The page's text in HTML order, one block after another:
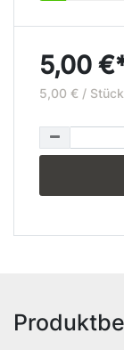
5,00
5,00 € / Stück